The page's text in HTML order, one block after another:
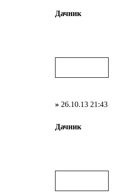
Дачник
» 26.10.13 21:43
Дачник